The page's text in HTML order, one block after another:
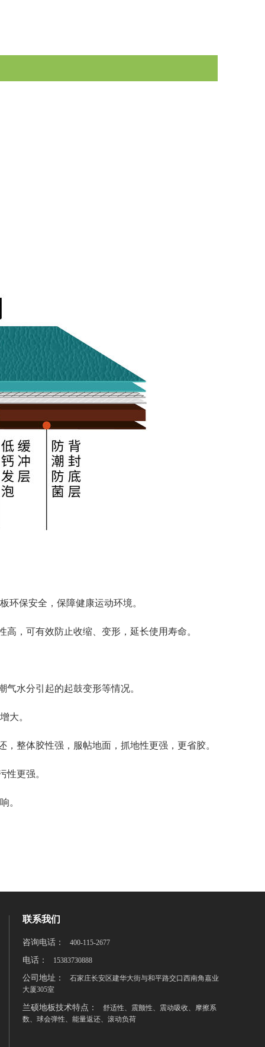
环保安全，保障健康运动环境。
，可有效防止收缩、变形，延长使用寿命。
水分引起的起鼓变形等情况。
大。
整体胶性强，服帖地面，抓地性更强，更省胶。
性更强。
。
联系我们
咨询电话： 400-115-2677
电话： 15383730888
公司地址： 石家庄长安区建华大街与和平路交口西南角嘉业
大厦305室
兰硕地板技术特点：
舒适性、震颤性、震动吸收、摩擦系
数、球会弹性、能量返还、滚动负荷